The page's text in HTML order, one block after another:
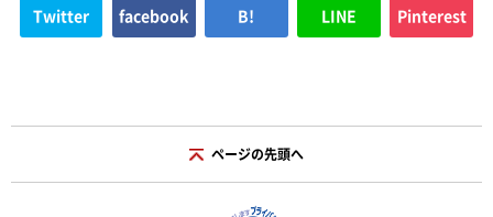
Twitter facebook B! LINE Pinterest
ページの先頭へ